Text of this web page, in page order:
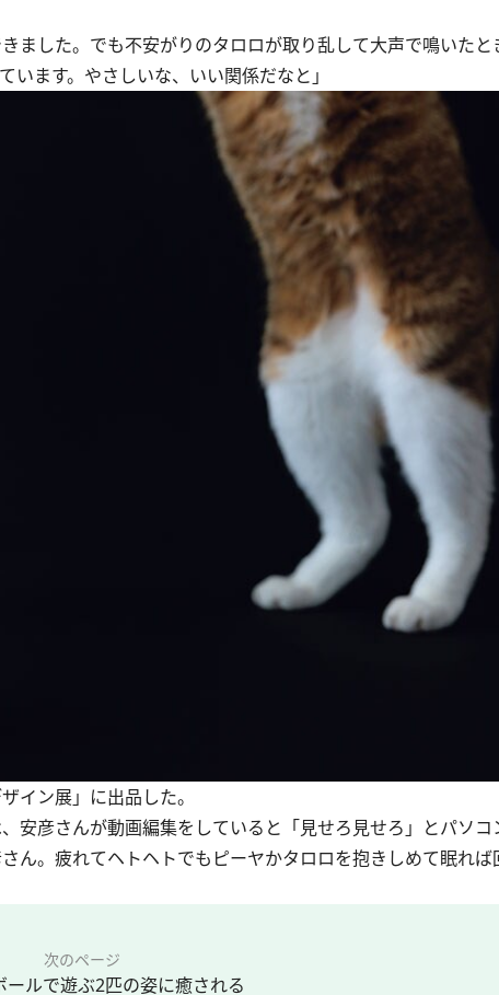
ました。でも不安がりのタロロが取り乱して大声で鳴いたと
ます。やさしいな、いい関係だなと」
イン展」に出品した。
安彦さんが動画編集をしていると「見せろ見せろ」とパソコ
。疲れてヘトヘトでもピーヤかタロロを抱きしめて眠れば
次のページ
ールで遊ぶ2匹の姿に癒される